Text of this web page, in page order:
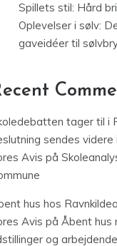
Spillets stil: Hård
Oplevelser i sølv:
gaveidéer til
tager til i
sendes
Avis på
hus hos
Avis på Åbent hus
og